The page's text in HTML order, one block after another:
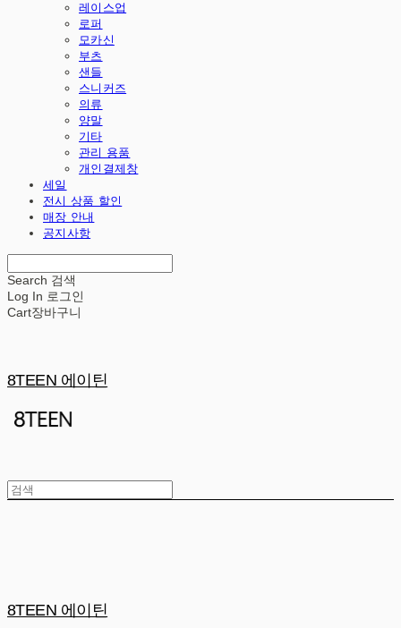
레이스업
로퍼
모카신
부츠
샌들
스니커즈
의류
양말
기타
관리 용품
개인결제창
세일
전시 상품 할인
매장 안내
공지사항
Search 검색
Log In 로그인
Cart장바구니
8TEEN 에이틴
8TEEN 에이틴